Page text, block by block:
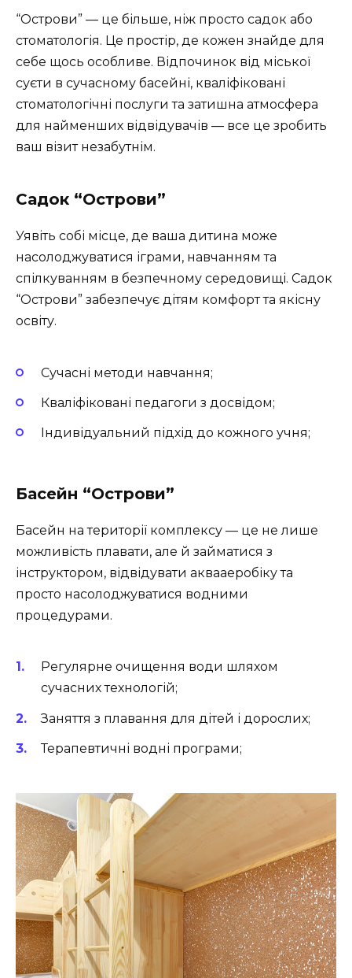
“Острови” — це більше, ніж просто садок або
стоматологія. Це простір, де кожен знайде для
себе щось особливе. Відпочинок від міської
суєти в сучасному басейні, кваліфіковані
стоматологічні послуги та затишна атмосфера
для найменших відвідувачів — все це зробить
ваш візит незабутнім.
Садок “Острови”
Уявіть собі місце, де ваша дитина може
насолоджуватися іграми, навчанням та
спілкуванням в безпечному середовищі. Садок
“Острови” забезпечує дітям комфорт та якісну
освіту.
Сучасні методи навчання;
Кваліфіковані педагоги з досвідом;
Індивідуальний підхід до кожного учня;
Басейн “Острови”
Басейн на території комплексу — це не лише
можливість плавати, але й займатися з
інструктором, відвідувати аквааеробіку та
просто насолоджуватися водними
процедурами.
Регулярне очищення води шляхом
сучасних технологій;
Заняття з плавання для дітей і дорослих;
Терапевтичні водні програми;